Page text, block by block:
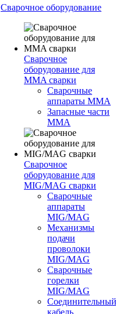
Сварочное оборудование
Сварочное
оборудование для
MMA сварки
Сварочные
аппараты MMA
Запасные части
MMA
Сварочное
оборудование для
MIG/MAG сварки
Сварочные
аппараты
MIG/MAG
Механизмы
подачи
проволоки
MIG/MAG
Сварочные
горелки
MIG/MAG
Соединительный
кабель